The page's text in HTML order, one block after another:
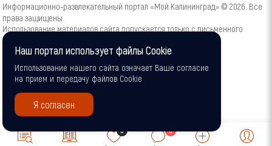
0 0
Информационно‑развлекательный портал «Мой Калининград» © 2026. Все
права защищены.
Использование материалов сайта допускается только с письменного
согласия администрации портала.
16+
Наш портал использует файлы Cookie
Использование нашего сайта означает Ваше согласие
на прием и передачу файлов Cookie
Я согласен